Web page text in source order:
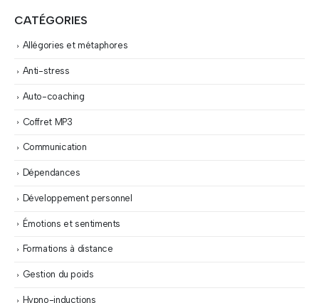
CATÉGORIES
Allégories et métaphores
Anti-stress
Auto-coaching
Coffret MP3
Communication
Dépendances
Développement personnel
Émotions et sentiments
Formations à distance
Gestion du poids
Hypno-inductions